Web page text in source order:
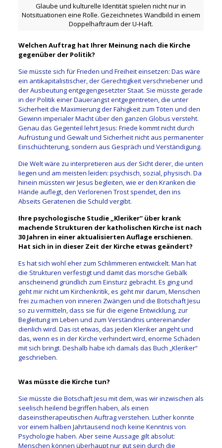
Glaube und kulturelle Identität spielen nicht nur in
Notsituationen eine Rolle. Gezeichnetes Wandbild in einem
Doppelhaftraum der U-Haft.
Welchen Auftrag hat Ihrer Meinung nach die Kirche
gegenüber der Politik?
Sie müsste sich für Frieden und Freiheit einsetzen: Das wäre
ein antikapitalistischer, der Gerechtigkeit verschriebener und
der Ausbeutung entgegengesetzter Staat. Sie müsste gerade
in der Politik einer Dauerangst entgegentreten, die unter
Sicherheit die Maximierung der Fähigkeit zum Töten und den
Gewinn imperialer Macht über den ganzen Globus versteht.
Genau das Gegenteil lehrt Jesus: Friede kommt nicht durch
Aufrüstung und Gewalt und Sicherheit nicht aus permanenter
Einschüchterung, sondern aus Gespräch und Verständigung.
Die Welt wäre zu interpretieren aus der Sicht derer, die unten
liegen und am meisten leiden: psychisch, sozial, physisch. Da
hinein müssten wir Jesus begleiten, wie er den Kranken die
Hände auflegt, den Verlorenen Trost spendet, den ins
Abseits Geratenen die Schuld vergibt.
Ihre psychologische Studie „Kleriker“ über krank
machende Strukturen der katholischen Kirche ist nach
30 Jahren in einer aktualisierten Auflage erschienen.
Hat sich in in dieser Zeit der Kirche etwas geändert?
Es hat sich wohl eher zum Schlimmeren entwickelt. Man hat
die Strukturen verfestigt und damit das morsche Gebälk
anscheinend gründlich zum Einsturz gebracht. Es ging und
geht mir nicht um Kirchenkritik, es geht mir darum, Menschen
frei zu machen von inneren Zwängen und die Botschaft Jesu
so zu vermitteln, dass sie für die eigene Entwicklung, zur
Begleitung im Leben und zum Verständnis untereinander
dienlich wird. Das ist etwas, das jeden Kleriker angeht und
das, wenn es in der Kirche verhindert wird, enorme Schäden
mit sich bringt. Deshalb habe ich damals das Buch „Kleriker“
geschrieben.
Was müsste die Kirche tun?
Sie müsste die Botschaft Jesu mit dem, was wir inzwischen als
seelisch heilend begriffen haben, als einen
daseinstherapeutischen Auftrag verstehen. Luther konnte
vor einem halben Jahrtausend noch keine Kenntnis von
Psychologie haben. Aber seine Aussage gilt absolut:
Menschen können überhaupt nur gut sein durch die